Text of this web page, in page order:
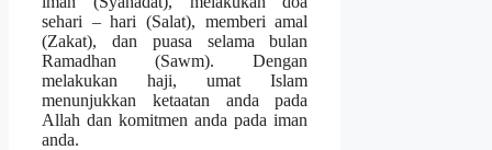
sehari – hari (Salat), memberi amal
(Zakat), dan puasa selama bulan
Ramadhan (Sawm). Dengan
melakukan haji, umat Islam
menunjukkan ketaatan anda pada
Allah dan komitmen anda pada iman
anda.